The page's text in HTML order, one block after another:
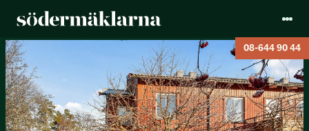
08-644 90 44